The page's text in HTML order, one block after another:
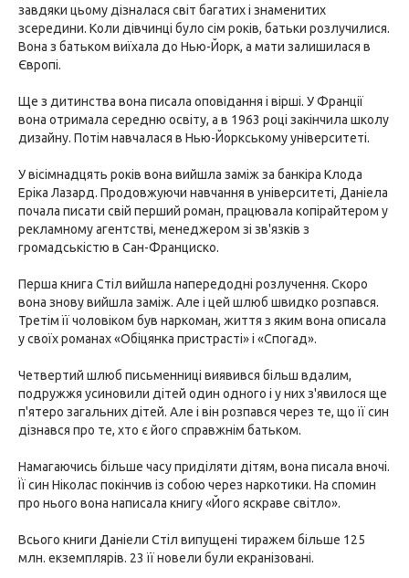
завдяки цьому дізналася світ багатих і знаменитих
зсередини. Коли дівчинці було сім років, батьки розлучилися.
Вона з батьком виїхала до Нью-Йорк, а мати залишилася в
Європі.
Ще з дитинства вона писала оповідання і вірші. У Франції
вона отримала середню освіту, а в 1963 році закінчила школу
дизайну. Потім навчалася в Нью-Йоркському університеті.
У вісімнадцять років вона вийшла заміж за банкіра Клода
Еріка Лазард. Продовжуючи навчання в університеті, Даніела
почала писати свій перший роман, працювала копірайтером у
рекламному агентстві, менеджером зі зв'язків з
громадськістю в Сан-Франциско.
Перша книга Стіл вийшла напередодні розлучення. Скоро
вона знову вийшла заміж. Але і цей шлюб швидко розпався.
Третім її чоловіком був наркоман, життя з яким вона описала
у своїх романах «Обіцянка пристрасті» і «Спогад».
Четвертий шлюб письменниці виявився більш вдалим,
подружжя усиновили дітей один одного і у них з'явилося ще
п'ятеро загальних дітей. Але і він розпався через те, що її син
дізнався про те, хто є його справжнім батьком.
Намагаючись більше часу приділяти дітям, вона писала вночі.
Її син Ніколас покінчив із собою через наркотики. На спомин
про нього вона написала книгу «Його яскраве світло».
Всього книги Даніели Стіл випущені тиражем більше 125
млн. екземплярів. 23 її новели були екранізовані.